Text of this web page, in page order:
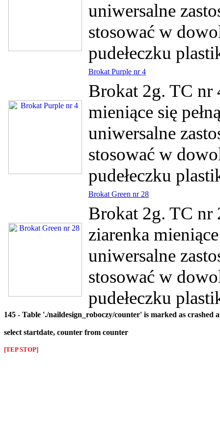
uniwersalne
stosować w
pudełeczku
Brokat Purple nr 4
Brokat 2g. TC nr
mieniące się
uniwersalne
stosować w
pudełeczku
Brokat Green nr 28
Brokat 2g. TC nr
ziarenka
uniwersalne
stosować w
pudełeczku
145 - Table './naildesign_roboczy/counter' is marked as crashed
select startdate, counter from counter
[TEP STOP]